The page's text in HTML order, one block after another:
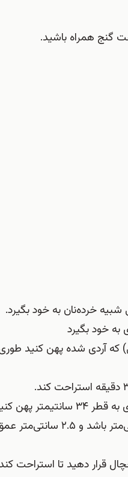
گنج همراه باشید.
8-در ته یک قالب مخصوص تارت